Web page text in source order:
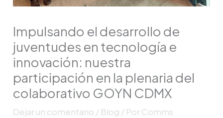
Impulsando el desarrollo de
juventudes en tecnología e
innovación: nuestra
participación en la plenaria del
colaborativo GOYN CDMX
Dejar un comentario / Blog / PorComms